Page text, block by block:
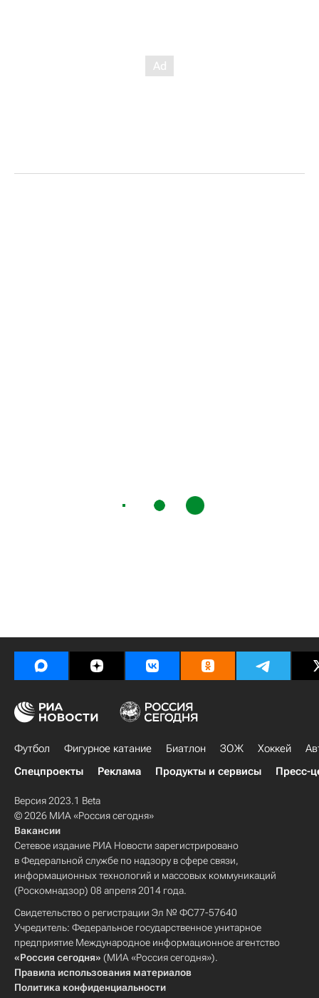
Футбол Фигурное катание Биатлон ЗОЖ Хоккей
Спецпроекты
Реклама Продукты и сервисы Пресс-
Версия 2023.1 Beta
© 2026 МИА «Россия сегодня»
Вакансии
Сетевое издание РИА Новости зарегистрировано
в Федеральной службе по надзору в сфере связи,
информационных технологий и массовых коммуникаций
(Роскомнадзор) 08 апреля 2014 года.
Свидетельство о регистрации Эл № ФС77-57640
Учредитель: Федеральное государственное унитарное
предприятие Международное информационное агентство
«Россия сегодня» (МИА «Россия сегодня»).
Правила использования материалов
Политика конфиденциальности